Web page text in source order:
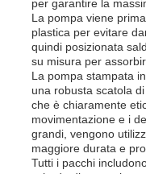
per garantire la
La pompa viene
plastica per evitare
quindi posizionata
su misura per
La pompa stampata
una robusta scatola
che è chiaramente
movimentazione e i
grandi, vengono
maggiore durata e
Tutti i pacchi